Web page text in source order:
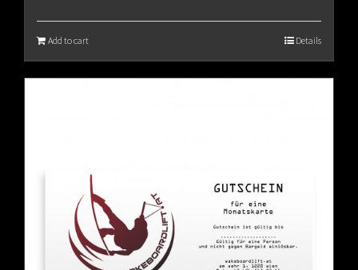
Add to cart Details